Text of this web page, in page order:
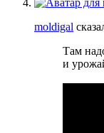
moldigal
Там
и